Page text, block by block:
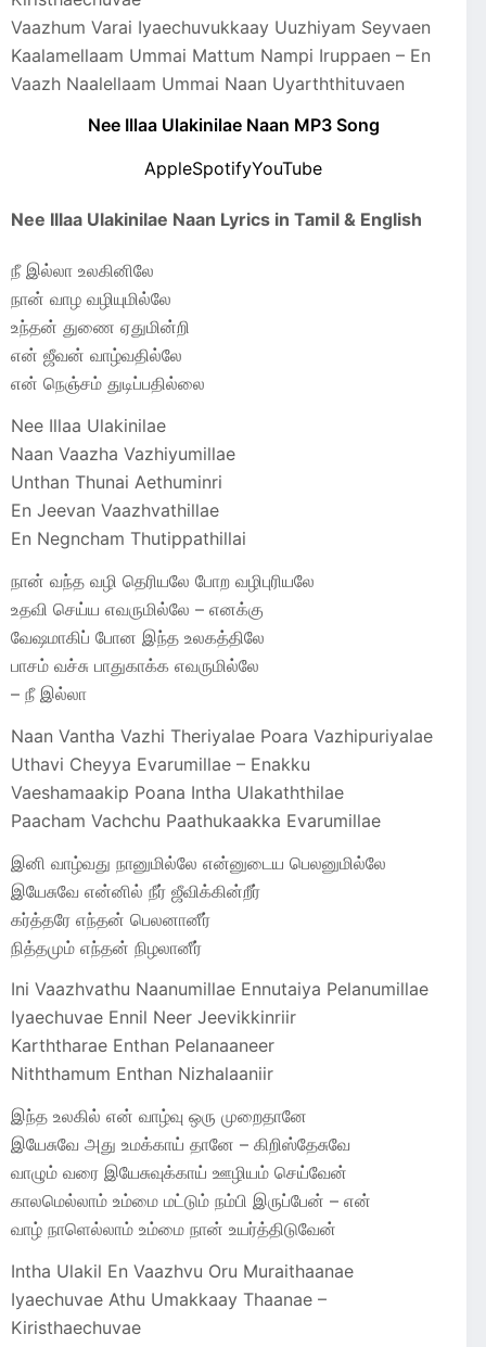
Vaazhum Varai Iyaechuvukkaay Uuzhiyam Seyvaen
Kaalamellaam Ummai Mattum Nampi Iruppaen – En
Vaazh Naalellaam Ummai Naan Uyarththituvaen
Nee Illaa Ulakinilae Naan MP3 Song
AppleSpotifyYouTube
Nee Illaa Ulakinilae Naan Lyrics in Tamil & English
நீ இல்லா உலகினிலே
நான் வாழ வழியுமில்லே
உந்தன் துணை ஏதுமின்றி
என் ஜீவன் வாழ்வதில்லே
என் நெஞ்சம் துடிப்பதில்லை
Nee Illaa Ulakinilae
Naan Vaazha Vazhiyumillae
Unthan Thunai Aethuminri
En Jeevan Vaazhvathillae
En Negncham Thutippathillai
நான் வந்த வழி தெரியலே போற வழிபுரியலே
உதவி செய்ய எவருமில்லே – எனக்கு
வேஷமாகிப் போன இந்த உலகத்திலே
பாசம் வச்சு பாதுகாக்க எவருமில்லே
– நீ இல்லா
Naan Vantha Vazhi Theriyalae Poara Vazhipuriyalae
Uthavi Cheyya Evarumillae – Enakku
Vaeshamaakip Poana Intha Ulakaththilae
Paacham Vachchu Paathukaakka Evarumillae
இனி வாழ்வது நானுமில்லே என்னுடைய பெலனுமில்லே
இயேசுவே என்னில் நீர் ஜீவிக்கின்றீர்
கர்த்தரே எந்தன் பெலனானீர்
நித்தமும் எந்தன் நிழலானீர்
Ini Vaazhvathu Naanumillae Ennutaiya Pelanumillae
Iyaechuvae Ennil Neer Jeevikkinriir
Karththarae Enthan Pelanaaneer
Niththamum Enthan Nizhalaaniir
இந்த உலகில் என் வாழ்வு ஒரு முறைதானே
இயேசுவே அது உமக்காய் தானே – கிறிஸ்தேசுவே
வாழும் வரை இயேசுவுக்காய் ஊழியம் செய்வேன்
காலமெல்லாம் உம்மை மட்டும் நம்பி இருப்பேன் – என்
வாழ் நாளெல்லாம் உம்மை நான் உயர்த்திடுவேன்
Intha Ulakil En Vaazhvu Oru Muraithaanae
Iyaechuvae Athu Umakkaay Thaanae –
Kiristhaechuvae